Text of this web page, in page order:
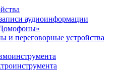
аудиоинформации
и переговорные устройства